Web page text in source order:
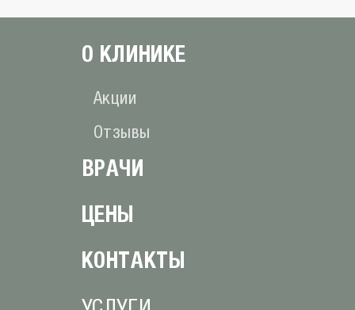
О КЛИНИКE
Акции
Отзывы
ВРАЧИ
ЦЕНЫ
КОНТАКТЫ